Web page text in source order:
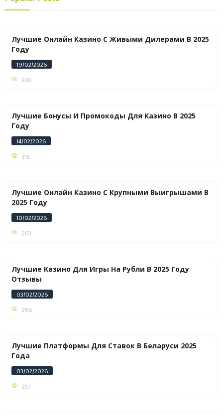
Лучшие Онлайн Казино С Живыми Дилерами В 2025
Году
19/02/2026
246
Лучшие Бонусы И Промокоды Для Казино В 2025
Году
14/02/2026
315
Лучшие Онлайн Казино С Крупными Выигрышами В
2025 Году
10/02/2026
263
Лучшие Казино Для Игры На Рубли В 2025 Году
Отзывы
03/02/2026
266
Лучшие Платформы Для Ставок В Беларуси 2025
Года
03/02/2026
257